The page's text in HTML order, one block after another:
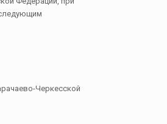
Черкесской